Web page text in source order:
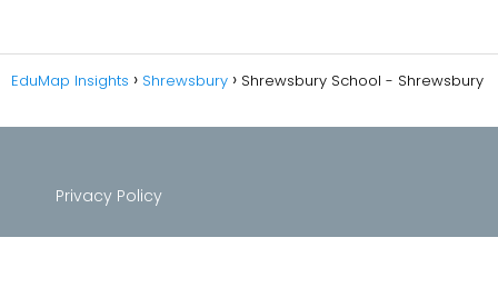
EduMap Insights Shrewsbury Shrewsbury School - Shrewsbury
Privacy Policy